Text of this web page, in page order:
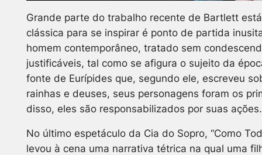
Grande parte do trabalho recente de Bartlett
clássica para se inspirar é ponto de partida
homem contemporâneo, tratado sem
justificáveis, tal como se afigura o sujeito da
fonte de Eurípides que, segundo ele, escreveu
rainhas e deuses, seus personagens foram os
disso, eles são responsabilizados por suas ações.
No último espetáculo da Cia do Sopro, “Como
levou à cena uma narrativa tétrica na qual uma